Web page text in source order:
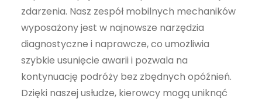
zdarzenia. Nasz zespół mobilnych mechaników
wyposażony jest w najnowsze narzędzia
diagnostyczne i naprawcze, co umożliwia
szybkie usunięcie awarii i pozwala na
kontynuację podróży bez zbędnych opóźnień.
Dzięki naszej usłudze, kierowcy mogą uniknąć